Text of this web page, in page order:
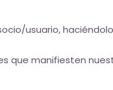
usuario,
que manifiesten